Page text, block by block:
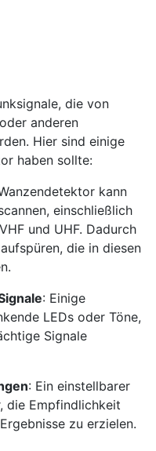
die von
anderen
Hier sind einige
haben sollte:
kann
einschließlich
und UHF. Dadurch
die in diesen
: Einige
LEDs oder Töne,
Signale
: Ein einstellbarer
die Empfindlichkeit
zu erzielen.